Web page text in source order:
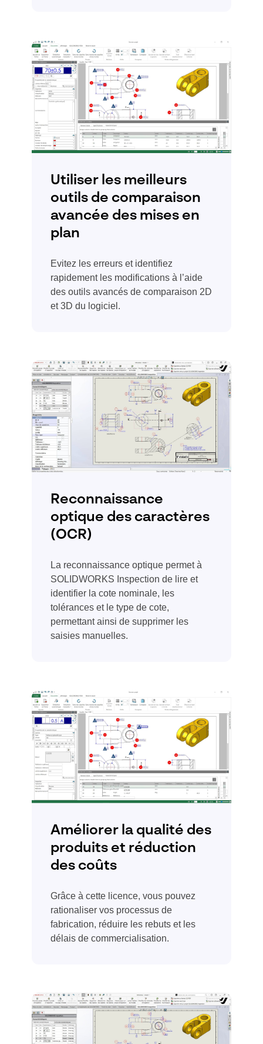
Utiliser les meilleurs
outils de comparaison
avancée des mises en
plan
Evitez les erreurs et identifiez
rapidement les modifications à l’aide
des outils avancés de comparaison 2D
et 3D du logiciel.
Reconnaissance
optique des caractères
(OCR)
La reconnaissance optique permet à
SOLIDWORKS Inspection de lire et
identifier la cote nominale, les
tolérances et le type de cote,
permettant ainsi de supprimer les
saisies manuelles.
Améliorer la qualité des
produits et réduction
des coûts
Grâce à cette licence, vous pouvez
rationaliser vos processus de
fabrication, réduire les rebuts et les
délais de commercialisation.